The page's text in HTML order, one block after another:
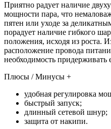
Приятно радует наличие
мощности пара, что
пятен или уходе за
порадует наличие гибкого
положения, исходя из роста.
расположение провода
необходимость придерживать
Плюсы / Минусы +
удобная регулировка
быстрый запуск;
длинный сетевой шнур;
защита от накипи.